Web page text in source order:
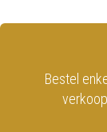
Bestel